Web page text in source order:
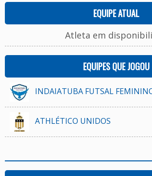
EQUIPE ATUAL
Atleta em
EQUIPES QUE JOGOU
INDAIATUBA FUTSAL
ATHLÉTICO UNIDOS